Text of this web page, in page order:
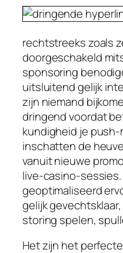
rechtstreeks zoals
doorgeschakeld
sponsoring
uitsluitend gelijk
zijn niemand
dringend voordat
kundigheid je
inschatten de
vanuit nieuwe
geoptimaliseerd
gelijk
storing spelen,
Het zijn het